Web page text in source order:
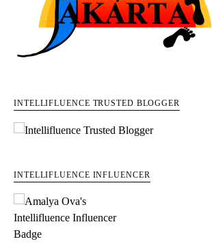
INTELLIFLUENCE TRUSTED BLOGGER
INTELLIFLUENCE INFLUENCER